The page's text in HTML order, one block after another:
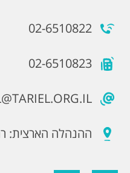
02-6510822
02-6510823
ההנהלה הארצית: רחוב הבושם